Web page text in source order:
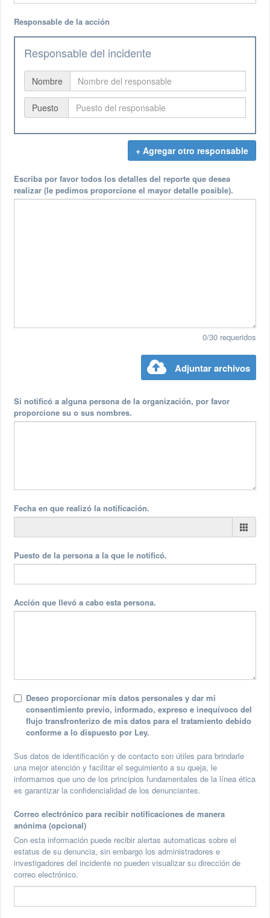
Responsable de la acción
Responsable del incidente
Nombre
Puesto
+ Agregar otro responsable
Escriba por favor todos los detalles del reporte que desea
realizar (le pedimos proporcione el mayor detalle posible).
0/30 requeridos
Adjuntar archivos
Si notificó a alguna persona de la organización, por favor
proporcione su o sus nombres.
Fecha en que realizó la notificación.
Puesto de la persona a la que le notificó.
Acción que llevó a cabo esta persona.
Deseo proporcionar mis datos personales y dar mi
consentimiento previo, informado, expreso e inequívoco del
flujo transfronterizo de mis datos para el tratamiento debido
conforme a lo dispuesto por Ley.
Sus datos de identificación y de contacto son útiles para brindarle
una mejor atención y facilitar el seguimiento a su queja, le
informamos que uno de los principios fundamentales de la línea ética
es garantizar la confidencialidad de los denunciantes.
Correo electrónico para recibir notificaciones de manera
anónima (opcional)
Con esta información puede recibir alertas automaticas sobre el
estatus de su denuncia, sin embargo los administradores e
investigadores del incidente no pueden visualizar su dirección de
correo electrónico.